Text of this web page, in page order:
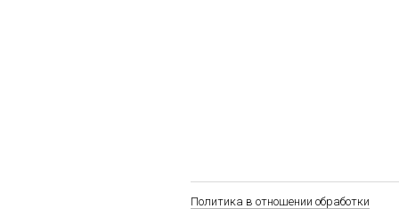
Политика в отношении обработки